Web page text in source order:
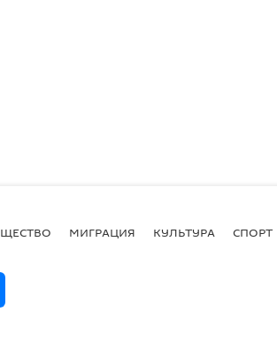
МИГРАЦИЯ КУЛЬТУРА СПОРТ